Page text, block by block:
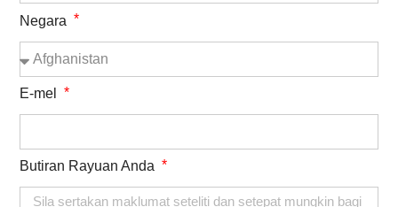
Negara
E-mel
Butiran Rayuan Anda